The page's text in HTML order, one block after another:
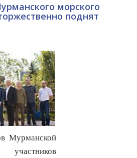
морского
поднят
Мурманской